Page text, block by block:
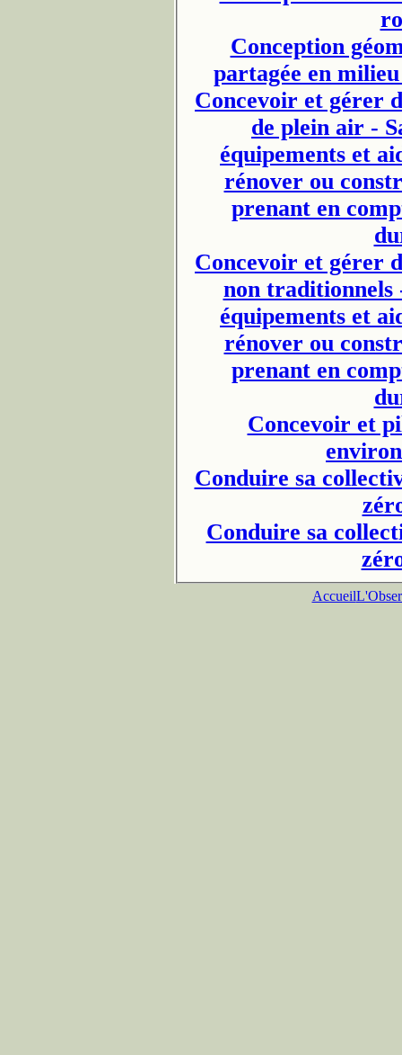
Conception
partagée en
Concevoir et gérer
de plein air -
équipements et
rénover ou
prenant en
Concevoir et gérer
non traditionnels
équipements et
rénover ou
prenant en
Concevoir et
Conduire sa
Conduire sa
Accueil